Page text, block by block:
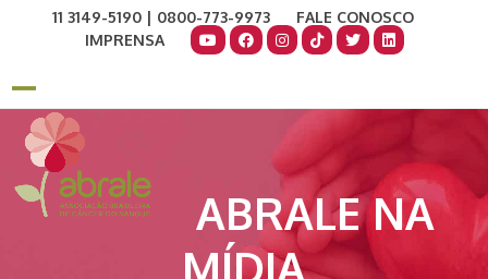
11 3149-5190 | 0800-773-9973
FALE CONOSCO
IMPRENSA
Open
mobile
menu
Close
mobile
menu
ABRALE NA
MÍDIA